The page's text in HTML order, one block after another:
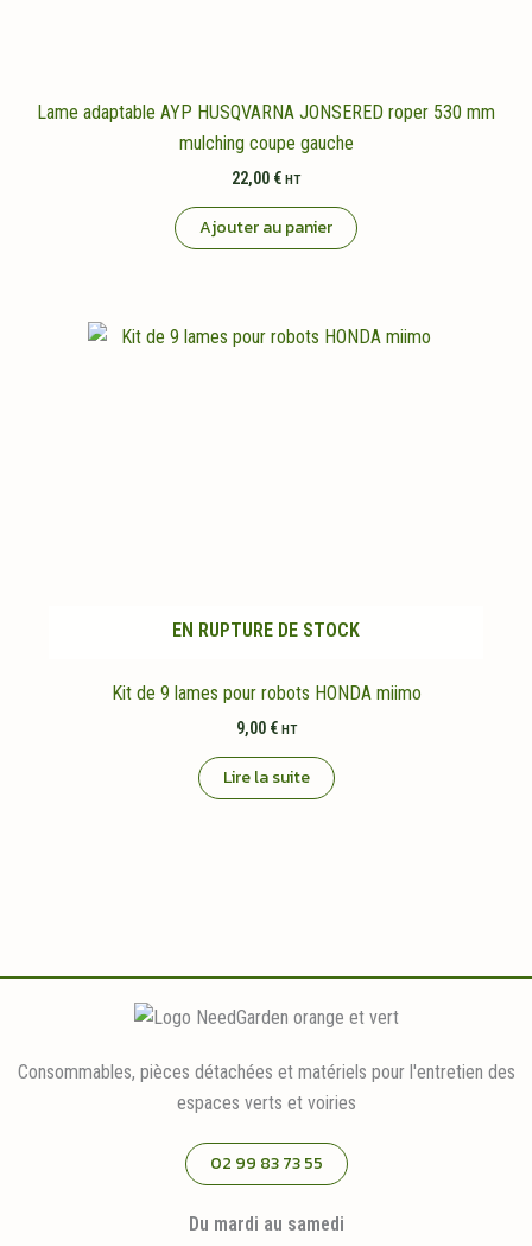
Lame adaptable AYP HUSQVARNA JONSERED roper 530 mm
mulching coupe gauche
22,00 € HT
Ajouter au panier
EN RUPTURE DE STOCK
Kit de 9 lames pour robots HONDA miimo
9,00 € HT
Lire la suite
Consommables, pièces détachées et matériels pour l'entretien des
espaces verts et voiries
02 99 83 73 55
Du mardi au samedi